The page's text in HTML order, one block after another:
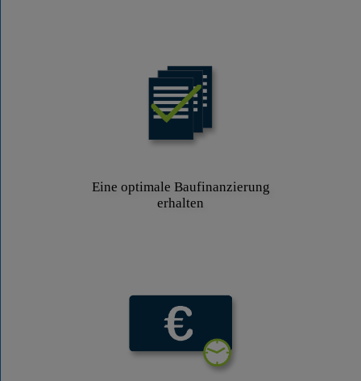
Eine optimale Baufinanzierung
erhalten